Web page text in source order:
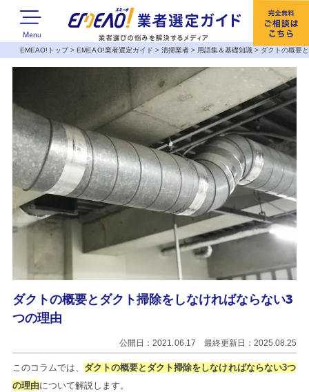
EMEAO!トップ>EMEAO!業者選定ガイド > 清掃業者> 用語集＆基礎知識 > ダクトの概要
ダクトの概要とダクト掃除をしなければならない3
つの理由
公開日：2021.06.17 最終更新日：2025.08.25
このコラムでは、 ダクトの概要とダクト掃除をしなければならない3つ
の理由について解説します。